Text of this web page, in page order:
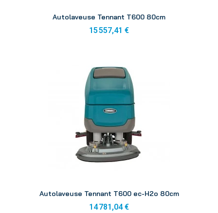
Autolaveuse Tennant T600 80cm
15 557,41 €
Autolaveuse Tennant T600 ec-H2o 80cm
14 781,04 €